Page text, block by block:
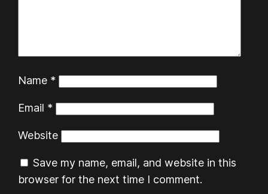
Name *
Email *
Website
Save my name, email, and website in this
browser for the next time I comment.